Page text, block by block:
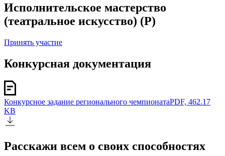
Исполнительское мастерство
(театральное искусство) (Р)
Принять участие
Конкурсная документация
Конкурсное задание регионального чемпионатаPDF, 462.17
KB
Расскажи всем о своих способностях